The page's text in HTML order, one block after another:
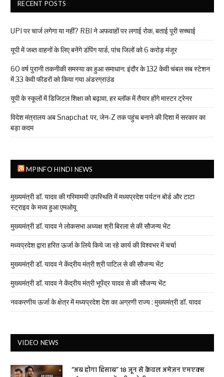
RECENT POSTS
UPI पर चार्ज लगेगा या नहीं? RBI ने अफवाहों पर लगाई रोक, बताई पूरी सच्चाई
यूपी में जब्त वाहनों के लिए बनेंगे डंपिंग यार्ड, पांच जिलों को 6 करोड़ मंजूर
60 वर्ष पुरानी तकनीकी समस्या का हुआ समाधान: इंदौर के 132 केवी चंबल सब स्टेशन
में 33 केवी फीडरों को किया गया अंडरग्राउंड
यूपी के स्कूलों में डिजिटल शिक्षा को बढ़ावा, हर ब्लॉक में तैयार होंगे मास्टर ट्रेनर
विदेश मंत्रालय अब Snapchat पर, जेन-Z तक पहुंच बनाने की दिशा में सरकार का
बड़ा कदम
MPINFO HINDI NEWS
मुख्यमंत्री डॉ. यादव की गरिमामयी उपस्थिति में मध्यप्रदेश पर्यटन बोर्ड और टाटा
स्ट्राइव के मध्य हुआ एमओयू
मुख्यमंत्री डॉ. यादव ने लोकसभा अध्यक्ष श्री बिरला से की सौजन्य भेंट
मध्यप्रदेश द्वारा हरित ऊर्जा के लिये किये जा रहे कार्य की विश्वभर में चर्चा
मुख्यमंत्री डॉ. यादव ने केंद्रीय मंत्री श्री पाटिल से की सौजन्य भेंट
मुख्यमंत्री डॉ. यादव ने केंद्रीय मंत्री भूपेंद्र यादव से की सौजन्य भेंट
नवकरणीय ऊर्जा के क्षेत्र में मध्यप्रदेश देश का अग्रणी राज्य : मुख्यमंत्री डॉ. यादव
VIDEO NEWS
“अब होगा हिसाब” 18 जून से केवल अमेज़न एमएक्स